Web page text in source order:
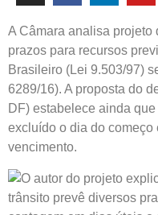
A Câmara analisa projeto
prazos para recursos
Brasileiro (Lei 9.503/97)
6289/16). A proposta do
DF) estabelece ainda
excluído o dia do
vencimento.